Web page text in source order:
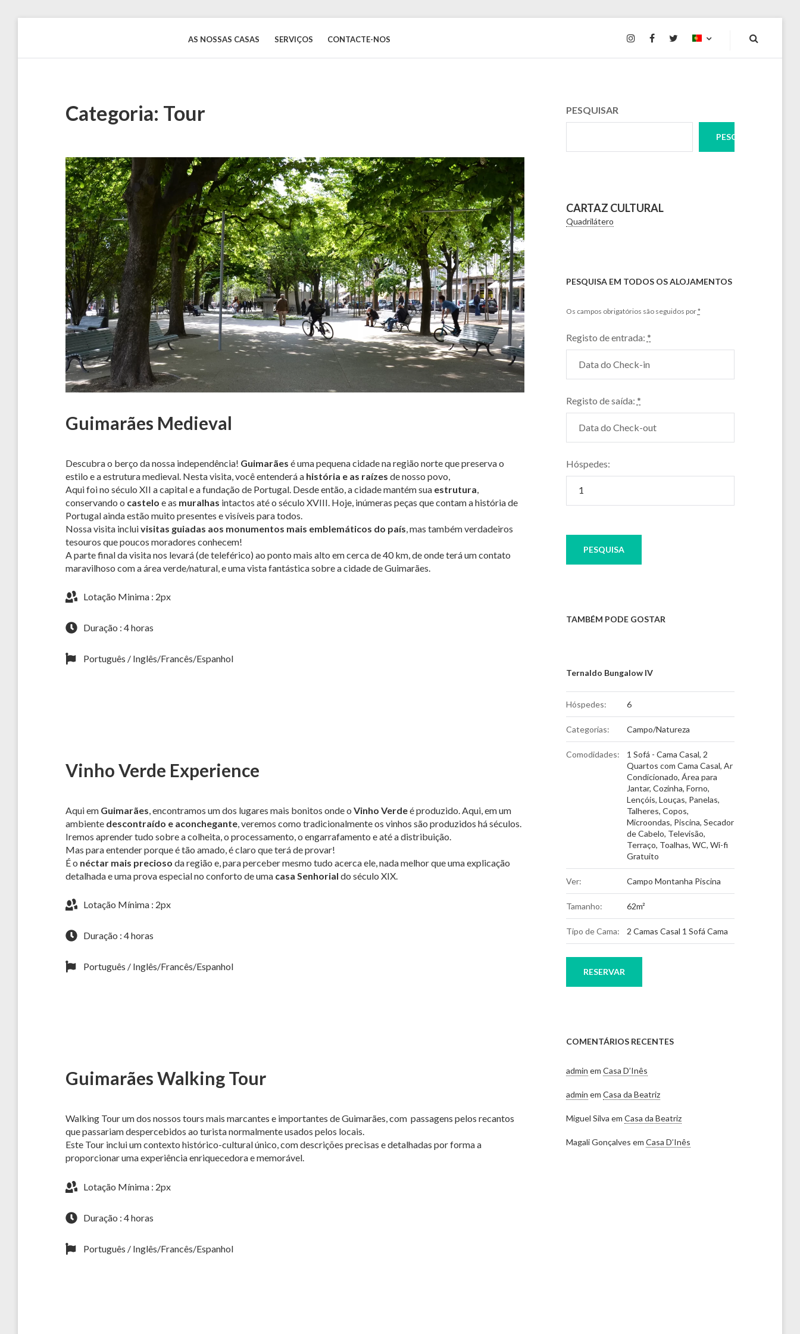
RentinguimarãesAS NOSSAS CASAS SERVIÇOS CONTACTE-NOS INSTAGRAM
FACEBOOKTWITTER
Categoria: Tour
Guimarães Medieval
Descubra o berço da nossa independência! Guimarães é uma pequena cidade na região norte que preserva o
estilo e a estrutura medieval. Nesta visita, você entenderá a história e as raízes de nosso povo,
Aqui foi no século XII a capital e a fundação de Portugal. Desde então, a cidade mantém sua estrutura,
conservando o castelo e as muralhas intactos até o século XVIII. Hoje, inúmeras peças que contam a história de
Portugal ainda estão muito presentes e visíveis para todos.
Nossa visita incluivisitas guiadas aos monumentos mais emblemáticos do país, mas também verdadeiros
tesouros que poucos moradores conhecem!
A parte final da visita nos levará (de teleférico) ao ponto mais alto em cerca de 40 km, de onde terá um contato
maravilhoso com a área verde/natural, e uma vista fantástica sobre a cidade de Guimarães.
Lotação Minima : 2px
Duração : 4 horas
Português / Inglês/Francês/Espanhol
Vinho Verde Experience
Aqui em Guimarães, encontramos um dos lugares mais bonitos onde o Vinho Verdeé produzido. Aqui, em um
ambiente descontraído e aconchegante, veremos como tradicionalmente os vinhos são produzidos há séculos.
Iremos aprender tudo sobre a colheita, o processamento, o engarrafamento e até a distribuição.
Mas para entender porque é tão amado, é claro que terá de provar!
É o néctar mais precioso da região e, para perceber mesmo tudo acerca ele, nada melhor que uma explicação
detalhada e uma prova especial no conforto de uma casa Senhorial do século XIX.
Lotação Mínima : 2px
Duração : 4 horas
Português / Inglês/Francês/Espanhol
Guimarães Walking Tour
Walking Tour um dos nossos tours mais marcantes e importantes de Guimarães, com passagens pelos recantos
que passariam despercebidos ao turista normalmente usados pelos locais.
Este Tour inclui um contexto histórico-cultural único, com descrições precisas e detalhadas por forma a
proporcionar uma experiência enriquecedora e memorável.
Lotação Mínima : 2px
Duração : 4 horas
Português / Inglês/Francês/Espanhol
PESQUISAR
PESQUISAR
CARTAZ CULTURAL
Quadrilátero
PESQUISA EM TODOS OS ALOJAMENTOS
Os campos obrigatórios são seguidos por*
Registo de entrada: *
Registo de saída: *
Hóspedes:
TAMBÉM PODE GOSTAR
Ternaldo Bungalow IV
Hóspedes: 6
Categorias: Campo/Natureza
Comodidades: 1 Sofá - Cama Casal, 2
Quartos com Cama Casal, Ar
Condicionado, Área para
Jantar, Cozinha, Forno,
Lençóis, Louças, Panelas,
Talheres, Copos,
Microondas, Piscina, Secador
de Cabelo, Televisão,
Terraço, Toalhas, WC, Wi-fi
Gratuito
Ver: Campo Montanha Piscina
Tamanho: 62m²
Tipo de Cama: 2 Camas Casal 1 Sofá Cama
RESERVAR
COMENTÁRIOS RECENTES
admin em Casa D’Inês
admin em Casa da Beatriz
Miguel Silva em Casa da Beatriz
Magali Gonçalves em Casa D’Inês